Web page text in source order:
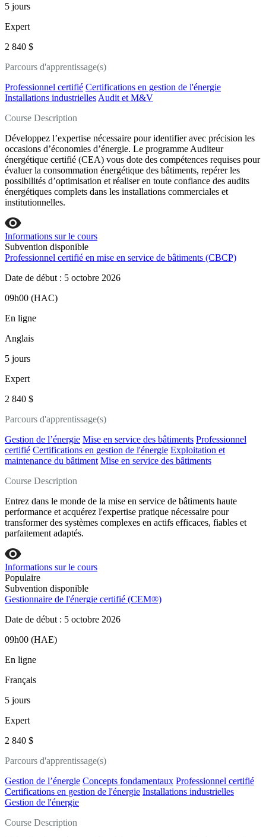
5 jours
Expert
2 840 $
Parcours d'apprentissage(s)
Professionnel certifié Certifications en gestion de l'énergie
Installations industrielles Audit et M&V
Course Description
Développez l’expertise nécessaire pour identifier avec précision les
occasions d’économies d’énergie. Le programme Auditeur
énergétique certifié (CEA) vous dote des compétences requises pour
évaluer la consommation énergétique des bâtiments, repérer les
possibilités d’optimisation et réaliser en toute confiance des audits
énergétiques complets dans les installations commerciales et
institutionnelles.
Informations sur le cours
Subvention disponible
Professionnel certifié en mise en service de bâtiments (CBCP)
Date de début : 5 octobre 2026
09h00 (HAC)
En ligne
Anglais
5 jours
Expert
2 840 $
Parcours d'apprentissage(s)
Gestion de l’énergie Mise en service des bâtiments Professionnel
certifié Certifications en gestion de l'énergie Exploitation et
maintenance du bâtiment Mise en service des bâtiments
Course Description
Entrez dans le monde de la mise en service de bâtiments haute
performance et acquérez l'expertise pratique nécessaire pour
transformer des systèmes complexes en actifs efficaces, fiables et
parfaitement adaptés.
Informations sur le cours
Populaire
Subvention disponible
Gestionnaire de l'énergie certifié (CEM®)
Date de début : 5 octobre 2026
09h00 (HAE)
En ligne
Français
5 jours
Expert
2 840 $
Parcours d'apprentissage(s)
Gestion de l’énergie Concepts fondamentaux Professionnel certifié
Certifications en gestion de l'énergie Installations industrielles
Gestion de l'énergie
Course Description